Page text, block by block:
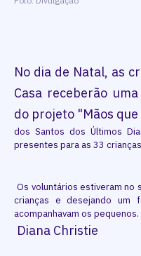
No dia de Natal, as
Casa receberão
do projeto "Mãos
dos Santos dos Últimos
presentes para as 33
Os voluntários estiveram no
crianças e desejando um
acompanhavam os pequenos.
Diana Christie